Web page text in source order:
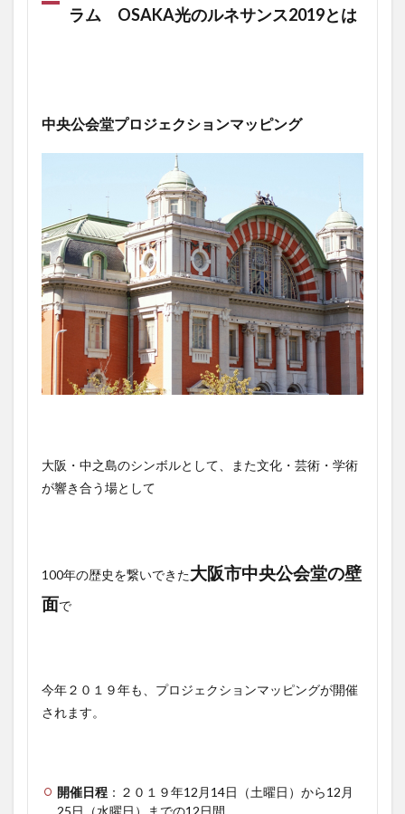
ラム OSAKA光のルネサンス2019とは
中央公会堂プロジェクションマッピング
大阪・中之島のシンボルとして、また文化・芸術・学術
が響き合う場として
100年の歴史を繋いできた大阪市中央公会堂の壁
面で
今年２０１９年も、プロジェクションマッピングが開催
されます。
開催日程 ：２０１９年12月14日（土曜日）から12月
25日（水曜日）までの12日間